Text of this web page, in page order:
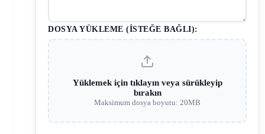
DOSYA YÜKLEME (İSTEĞE BAĞLI):
Yüklemek için tıklayın veya sürükleyip
bırakın
Maksimum dosya boyutu: 20MB